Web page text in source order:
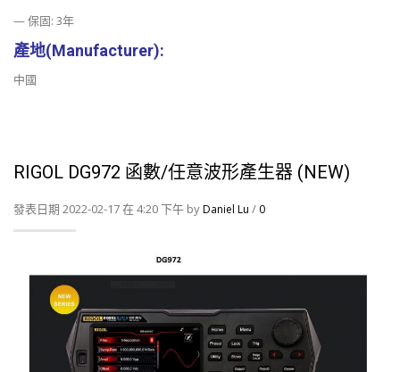
— 保固: 3年
產地(Manufacturer):
中國
RIGOL DG972 函數/任意波形產生器 (NEW)
發表日期 2022-02-17 在 4:20 下午 byDaniel Lu / 0